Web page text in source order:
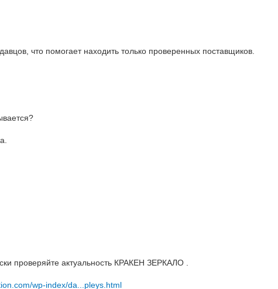
что помогает находить только проверенных поставщиков.
проверяйте актуальность КРАКЕН ЗЕРКАЛО .
wp-index/da...pleys.html